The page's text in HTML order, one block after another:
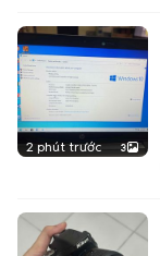
2 phút trước 3